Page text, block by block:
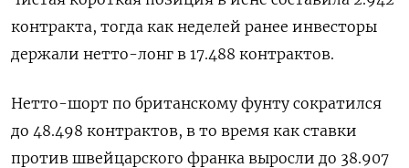
контракта, тогда как неделей ранее инвесторы
⁠держали нетто-‍лонг в 17.488 контрактов.
Нетто-шорт ‌по британскому фунту сократился
до 48.498 контрактов, в то время как ставки
против швейцарского франка выросли до 38.907